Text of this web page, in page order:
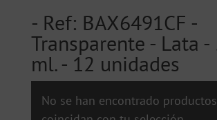
- Ref: BAX6491CF -
Transparente - Lata -
ml. - 12 unidades
No se han encontrado